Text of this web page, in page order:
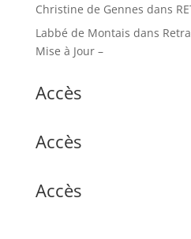
Christine de Gennes dans
Labbé de Montais dans
Mise à Jour –
Accès
Accès
Accès